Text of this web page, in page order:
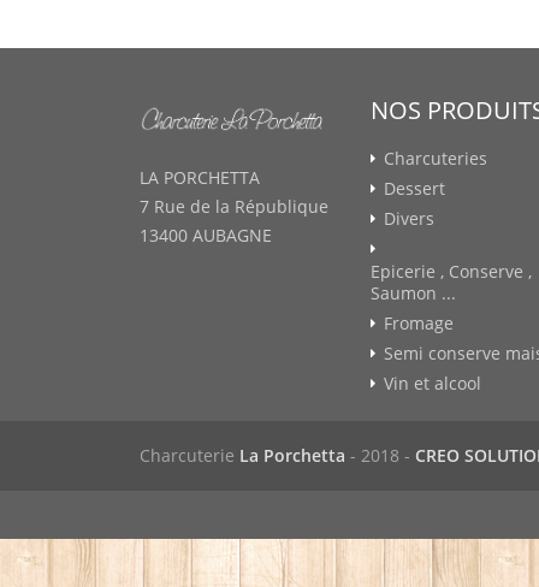
LA PORCHETTA
7 Rue de la République
13400 AUBAGNE
NOS
Charcuteries
Dessert
Divers
Epicerie , Conserve ,
Saumon ...
Fromage
Semi conserve
Vin et alcool
Charcuterie La Porchetta - 2018 - CREO